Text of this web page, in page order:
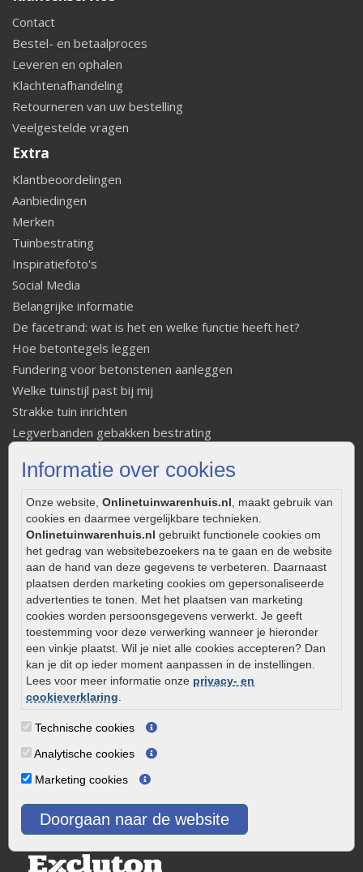
Informatie over cookies
Onze website, Onlinetuinwarenhuis.nl , maakt gebruik van
cookies en daarmee vergelijkbare technieken.
Onlinetuinwarenhuis.nl gebruikt functionele cookies om
het gedrag van websitebezoekers na te gaan en de website
aan de hand van deze gegevens te verbeteren. Daarnaast
plaatsen derden marketing cookies om gepersonaliseerde
advertenties te tonen. Met het plaatsen van marketing
cookies worden persoonsgegevens verwerkt. Je geeft
toestemming voor deze verwerking wanneer je hieronder
een vinkje plaatst. Wil je niet alle cookies accepteren? Dan
kan je dit op ieder moment aanpassen in de instellingen.
Lees voor meer informatie onze privacy- en
cookieverklaring
Technische cookies
Analytische cookies
Marketing cookies
Doorgaan naar de website
Contact
Bestel- en betaalproces
Leveren en ophalen
Klachtenafhandeling
Retourneren van uw bestelling
Veelgestelde vragen
Extra
Klantbeoordelingen
Aanbiedingen
Merken
Tuinbestrating
Inspiratiefoto's
Social Media
Belangrijke informatie
De facetrand: wat is het en welke functie heeft het?
Hoe betontegels leggen
Fundering voor betonstenen aanleggen
Welke tuinstijl past bij mij
Strakke tuin inrichten
Legverbanden gebakken bestrating
Aanlegtips voor gebakken bestrating
Zelf een terras aanleggen
Kleine stadstuin inrichten
0320 – 219170
Kaapstanderweg 41
8243 RB Lelystad
info@onlinetuinwarenhuis.nl
Routebeschrijving
Openingstijden
Maandag
08:00 - 17:00
Dinsdag
Woensdag
Donderdag
Vrijdag
Zondag
Gesloten